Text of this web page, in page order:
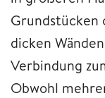
Grundstücken
dicken
Verbindung
Obwohl